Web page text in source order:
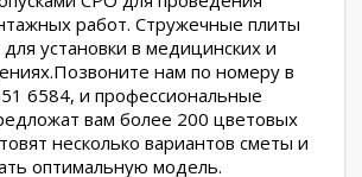
работ. Стружечные плиты
установки в медицинских и
нам по номеру в
6584, и профессиональные
вам более 200 цветовых
несколько вариантов сметы и
оптимальную модель.